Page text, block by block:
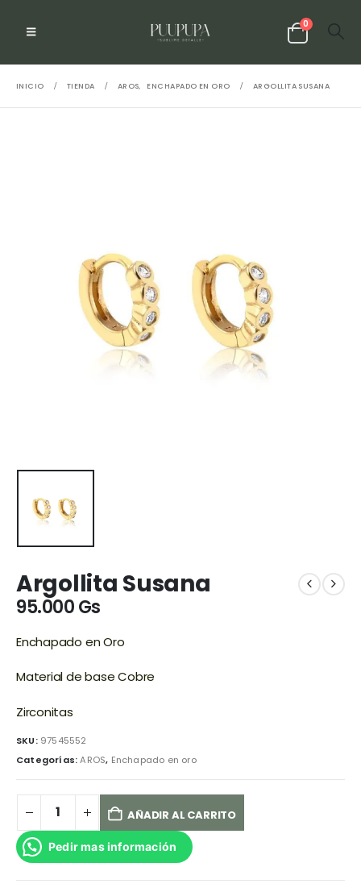
0
INICIO TIENDA AROS, ENCHAPADO EN ORO ARGOLLITA SUSANA
Argollita Susana
95.000Gs
Enchapado en Oro
Material de base Cobre
Zirconitas
SKU: 97545552
Categorías:AROS, Enchapado en oro
AÑADIR AL CARRITO
Pedir mas información